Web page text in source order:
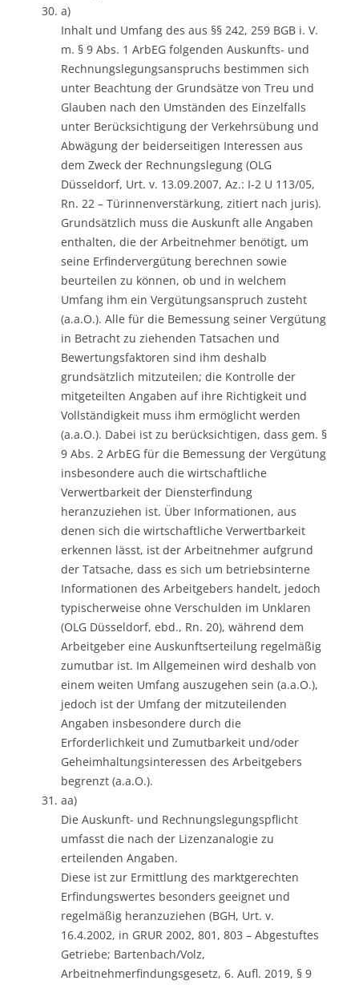
a)
Inhalt und Umfang des aus §§ 242, 259 BGB i. V.
m. § 9 Abs. 1 ArbEG folgenden Auskunfts- und
Rechnungslegungsanspruchs bestimmen sich
unter Beachtung der Grundsätze von Treu und
Glauben nach den Umständen des Einzelfalls
unter Berücksichtigung der Verkehrsübung und
Abwägung der beiderseitigen Interessen aus
dem Zweck der Rechnungslegung (OLG
Düsseldorf, Urt. v. 13.09.2007, Az.: I-2 U 113/05,
Rn. 22 – Türinnenverstärkung, zitiert nach juris).
Grundsätzlich muss die Auskunft alle Angaben
enthalten, die der Arbeitnehmer benötigt, um
seine Erfindervergütung berechnen sowie
beurteilen zu können, ob und in welchem
Umfang ihm ein Vergütungsanspruch zusteht
(a.a.O.). Alle für die Bemessung seiner Vergütung
in Betracht zu ziehenden Tatsachen und
Bewertungsfaktoren sind ihm deshalb
grundsätzlich mitzuteilen; die Kontrolle der
mitgeteilten Angaben auf ihre Richtigkeit und
Vollständigkeit muss ihm ermöglicht werden
(a.a.O.). Dabei ist zu berücksichtigen, dass gem. §
9 Abs. 2 ArbEG für die Bemessung der Vergütung
insbesondere auch die wirtschaftliche
Verwertbarkeit der Diensterfindung
heranzuziehen ist. Über Informationen, aus
denen sich die wirtschaftliche Verwertbarkeit
erkennen lässt, ist der Arbeitnehmer aufgrund
der Tatsache, dass es sich um betriebsinterne
Informationen des Arbeitgebers handelt, jedoch
typischerweise ohne Verschulden im Unklaren
(OLG Düsseldorf, ebd., Rn. 20), während dem
Arbeitgeber eine Auskunftserteilung regelmäßig
zumutbar ist. Im Allgemeinen wird deshalb von
einem weiten Umfang auszugehen sein (a.a.O.),
jedoch ist der Umfang der mitzuteilenden
Angaben insbesondere durch die
Erforderlichkeit und Zumutbarkeit und/oder
Geheimhaltungsinteressen des Arbeitgebers
begrenzt (a.a.O.).
aa)
Die Auskunft- und Rechnungslegungspflicht
umfasst die nach der Lizenzanalogie zu
erteilenden Angaben.
Diese ist zur Ermittlung des marktgerechten
Erfindungswertes besonders geeignet und
regelmäßig heranzuziehen (BGH, Urt. v.
16.4.2002, in GRUR 2002, 801, 803 – Abgestuftes
Getriebe; Bartenbach/Volz,
Arbeitnehmerfindungsgesetz, 6. Aufl. 2019, § 9